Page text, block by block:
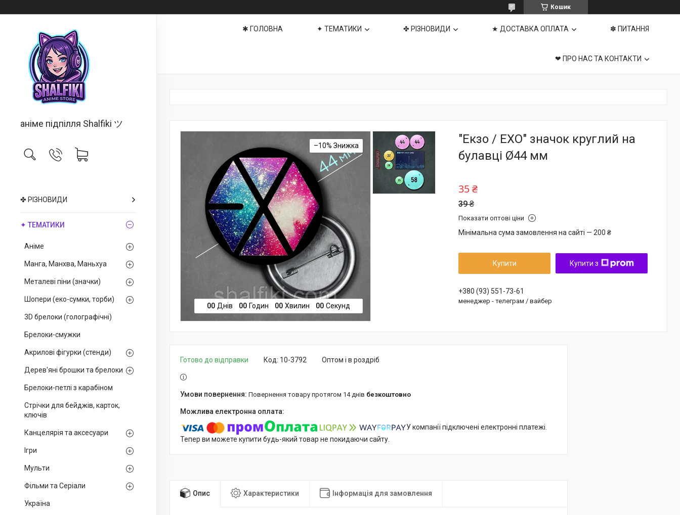
Кошик
аніме підпілля Shalfiki ツ
✤ РІЗНОВИДИ
✦ ТЕМАТИКИ
Аніме
Манга, Манхва, Маньхуа
Металеві піни (значки)
Шопери (еко-сумки, торби)
3D брелоки (голографічні)
Брелоки-смужки
Акрилові фігурки (стенди)
Дерев'яні брошки та брелоки
Брелоки-петлі з карабіном
Стрічки для бейджів, карток,
ключів
Канцелярія та аксесуари
Ігри
Мульти
Фільми та Серіали
Україна
✱ ГОЛОВНА ✦ ТЕМАТИКИ ✤ РІЗНОВИДИ ★ ДОСТАВКА ОПЛАТА ✽ ПИТАННЯ
❤ ПРО НАС ТА КОНТАКТИ
–10%
00 Днів 00 Годин 00 Хвилин 00 Секунд
"Екзо / EXO" значок круглий на
булавці Ø44 мм
39 ₴
35 ₴
Показати оптові ціни
Мінімальна сума замовлення на сайті — 200 ₴
Купити Купити з
+380 (93) 551-73-61
менеджер - телеграм / вайбер
Готово до відправки Оптом і в роздріб
Код: 10-3792
повернення товару протягом 14 днів безкоштовно
У компанії підключені електронні платежі.
Тепер ви можете купити будь-який товар не покидаючи сайту.
Опис Характеристики Інформація для замовлення